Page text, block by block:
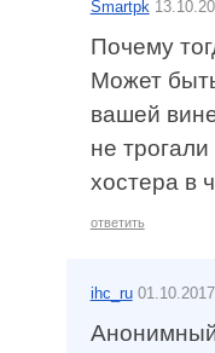
Smartpk
Почему
Может
вашей
не
хостера в
ответить
ihc_ru
Анонимный